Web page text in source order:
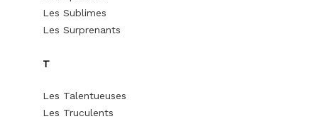
Les Sublimes
Les Surprenants
T
Les Talentueuses
Les Truculents